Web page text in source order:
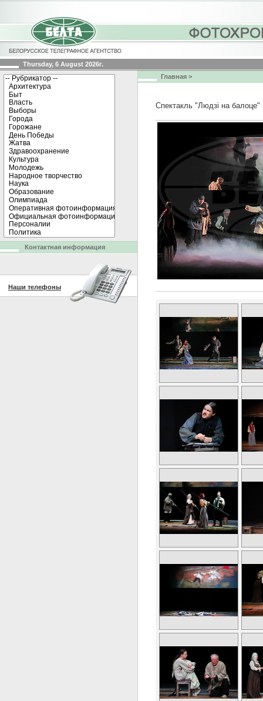
Thursday, 6 August 2026г.
Главная >
Спектакль "Людзі на
Контактная информация
Наши телефоны